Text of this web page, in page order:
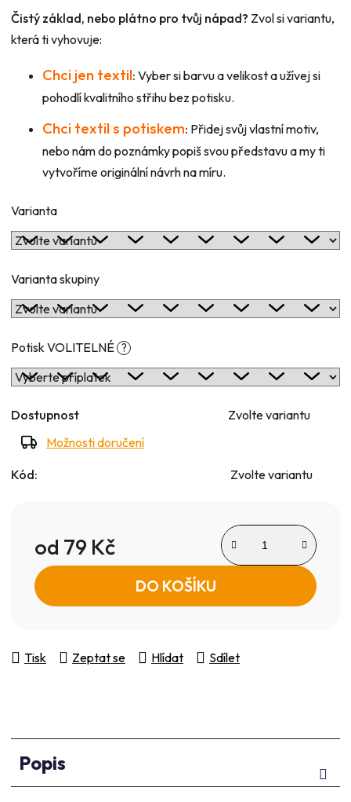
Čistý základ, nebo plátno pro tvůj nápad? Zvol si variantu,
která ti vyhovuje:
Chci jen textil: Vyber si barvu a velikost a užívej si
pohodlí kvalitního střihu bez potisku.
Chci textil s potiskem: Přidej svůj vlastní motiv,
nebo nám do poznámky popiš svou představu a my ti
vytvoříme originální návrh na míru.
Varianta
Varianta skupiny
Potisk VOLITELNÉ ?
Dostupnost
Zvolte variantu
Možnosti doručení
Kód: Zvolte variantu
od 79 Kč
Měrná cena:
DO KOŠÍKU
Tisk Zeptat se Hlídat Sdílet
Popis